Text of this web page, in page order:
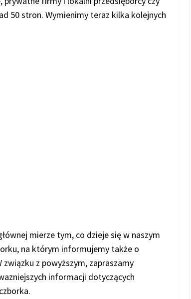
50 stron. Wymienimy teraz kilka kolejnych
mierze tym, co dzieje się w naszym
na którym informujemy także o
z powyższym, zapraszamy
informacji dotyczących